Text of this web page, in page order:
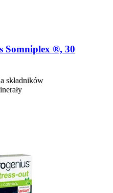
Somniplex ®, 30
składników